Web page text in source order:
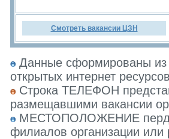
Смотреть вакансии ЦЗН
Данные сформированы из
открытых интернет
Строка ТЕЛЕФОН
размещавшими вакансии
МЕСТОПОЛОЖЕНИЕ
филиалов организации или